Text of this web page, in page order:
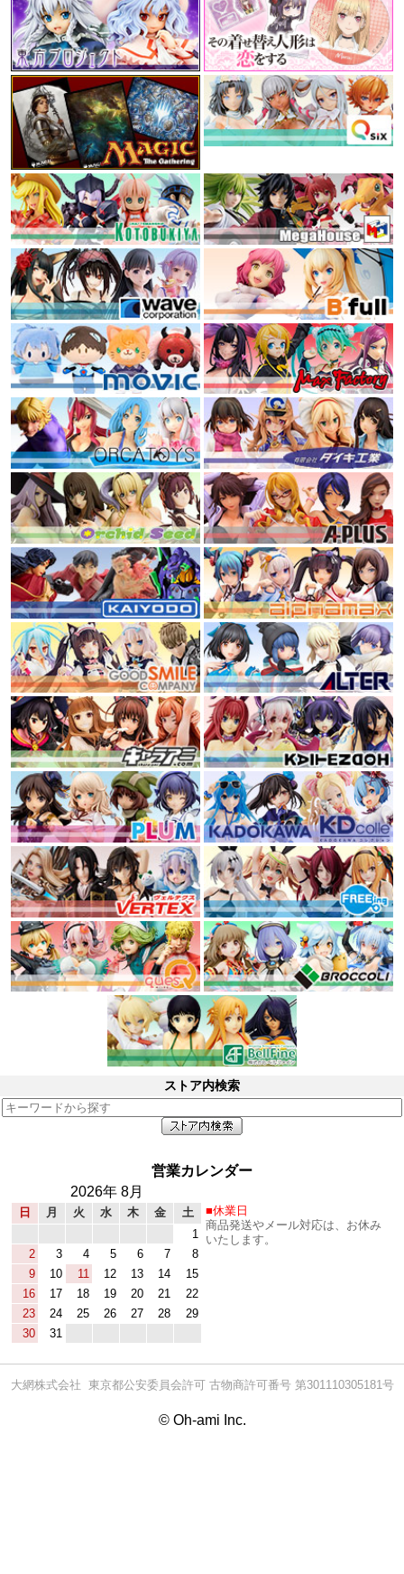
ストア内検索
営業カレンダー
2026年 8月
日 月 火 水 木 金
土
1
2
3 4 5 6 7
8
9
10 11 12 13 14
15
16
17 18 19 20 21
22
23
24 25 26 27 28
29
30
31
休業日
商品発送やメール対応は、お休み
いたします。
大網株式会社 東京都公安委員会許可 古物商許可番号 第301110305181号
© Oh-ami Inc.